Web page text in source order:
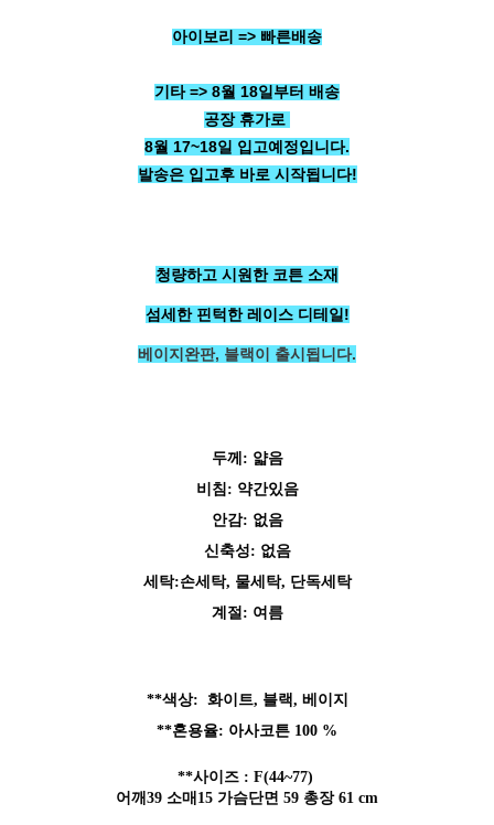
페이코 ID로 페
아이보리 => 빠른배송
기타 => 8월 18일부터 배송
공장 휴가로
8월 17~18일 입고예정입니다.
발송은 입고후 바로 시작됩니다!
청량하고 시원한 코튼 소재
섬세한 핀턱한 레이스 디테일!
베이지완판, 블랙이 출시됩니다.
두께 : 얇음
비침: 약간있음
안감: 없음
신축성: 없음
세탁:손세탁, 물세탁, 단독세 탁
계절: 여름
**색상: 화이트, 블랙, 베이지
**혼용율: 아사코튼 100 %
**사이즈 : F(44~77)
어깨39 소매15 가슴단면 59 총장 61 cm